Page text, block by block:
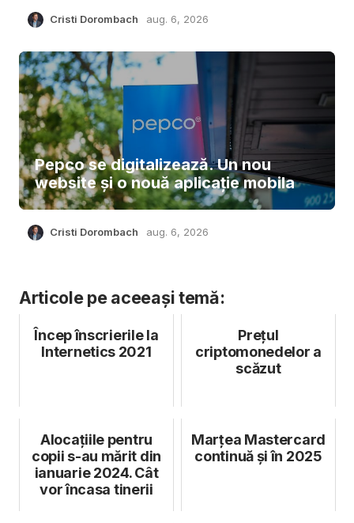
Cristi Dorombach aug. 6, 2026
Pepco se digitalizează. Un nou
website și o nouă aplicație mobila
Cristi Dorombach aug. 6, 2026
Articole pe aceeași temă:
Încep înscrierile la
Internetics 2021
Preţul
criptomonedelor a
scăzut
Alocațiile pentru
copii s-au mărit din
ianuarie 2024. Cât
vor încasa tinerii
Marțea Mastercard
continuă și în 2025